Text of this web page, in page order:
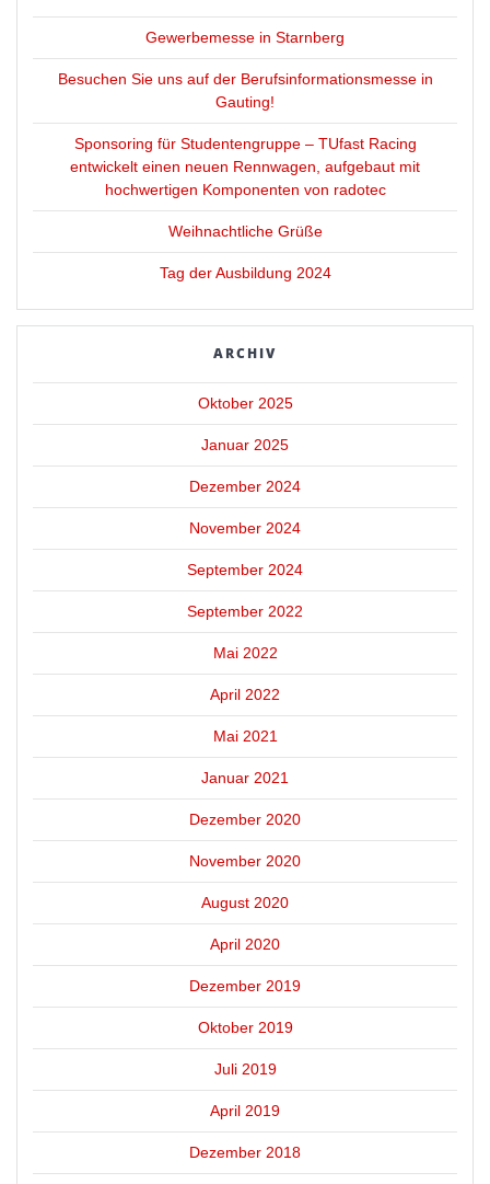
Gewerbemesse in Starnberg
Besuchen Sie uns auf der Berufsinformationsmesse in
Gauting!
Sponsoring für Studentengruppe – TUfast Racing
entwickelt einen neuen Rennwagen, aufgebaut mit
hochwertigen Komponenten von radotec
Weihnachtliche Grüße
Tag der Ausbildung 2024
ARCHIV
Oktober 2025
Januar 2025
Dezember 2024
November 2024
September 2024
September 2022
Mai 2022
April 2022
Mai 2021
Januar 2021
Dezember 2020
November 2020
August 2020
April 2020
Dezember 2019
Oktober 2019
Juli 2019
April 2019
Dezember 2018